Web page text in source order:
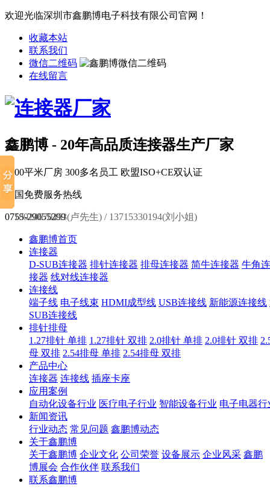
欢迎光临深圳市鑫鹏博电子科技有限公司官网！
收藏本站
联系我们
微信二维码
在线留言
鑫鹏博 - 20年高品质连接器生产厂家
6000平米厂房 300多名员工 欧盟ISO+CE双认证
全国免费服务热线
0755-29055299
18924670453(卢先生) / 13715330194(刘小姐)
鑫鹏博首页
连接器
D-SUB连接器 排针连接器 排母连接器 简牛连接器 牛角
接器 线对线连接器
连接线
端子线 电子线束 HDMI成型线 USB连接线 新能源连接线
SUB连接线
排针排母
1.27排针 单排 1.27排针 双排 2.0排针 单排 2.0排针 双排
母 双排 2.54排母 单排 2.54排母 双排
产品中心
连接器 连接线 插座卡座
应用案例
自动化设备行业 医疗电子行业 智能设备行业 电子电器行
新闻资讯
行业动态 常见问题 鑫鹏博动态
关于鑫鹏博
关于鑫鹏博 企业文化 公司荣誉 设备展示 企业风采 鑫鹏
博展会 合作伙伴 联系我们
联系鑫鹏博